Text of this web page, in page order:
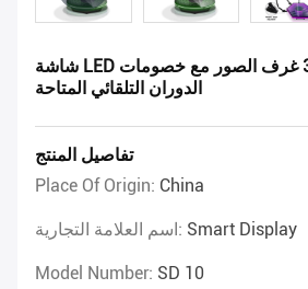
شاشة LED قابلة للتخصيص 360 غرف الصور مع خصومات
الدوران التلقائي المتاحة
تفاصيل المنتج
Place Of Origin: China
اسم العلامة التجارية: Smart Display
Model Number: SD 10